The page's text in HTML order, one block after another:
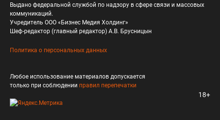
Выдано федеральной службой по надзору в сфере связи и массовых
коммуникаций.
Учредитель ООО «Бизнес Медия Холдинг»
Шеф-редактор (главный редактор) А.В. Брусницын
Политика о персональных данных
Любое использование материалов допускается
только при соблюдении правил перепечатки
18+